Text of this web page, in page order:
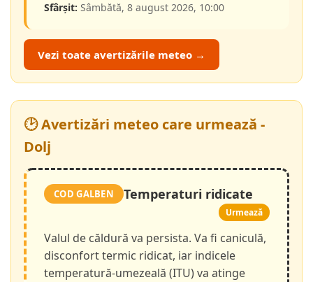
Sfârșit: Sâmbătă, 8 august 2026, 10:00
Vezi toate avertizările meteo →
🕑 Avertizări meteo care urmează -
Dolj
COD GALBEN Temperaturi ridicate
Urmează
Valul de căldură va persista. Va fi caniculă,
disconfort termic ridicat, iar indicele
temperatură-umezeală (ITU) va atinge